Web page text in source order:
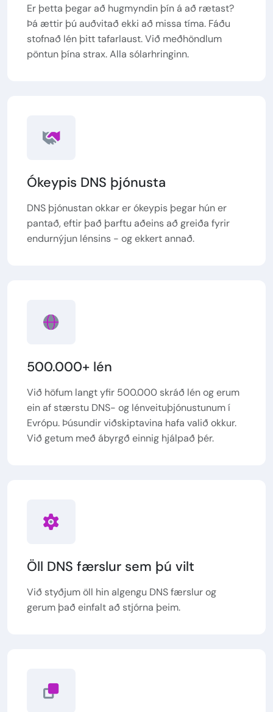
Er þetta þegar að hugmyndin þín á að rætast?
Þá ættir þú auðvitað ekki að missa tíma. Fáðu
stofnað lén þitt tafarlaust. Við meðhöndlum
pöntun þína strax. Alla sólarhringinn.
Ókeypis DNS þjónusta
DNS þjónustan okkar er ókeypis þegar hún er
pantað, eftir það þarftu aðeins að greiða fyrir
endurnýjun lénsins - og ekkert annað.
500.000+ lén
Við höfum langt yfir 500.000 skráð lén og erum
ein af stærstu DNS- og lénveituþjónustunum í
Evrópu. Þúsundir viðskiptavina hafa valið okkur.
Við getum með ábyrgð einnig hjálpað þér.
Öll DNS færslur sem þú vilt
Við styðjum öll hin algengu DNS færslur og
gerum það einfalt að stjórna þeim.